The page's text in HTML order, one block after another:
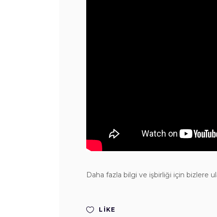
Daha fazla bilgi ve işbirliği için bizlere
LIKE